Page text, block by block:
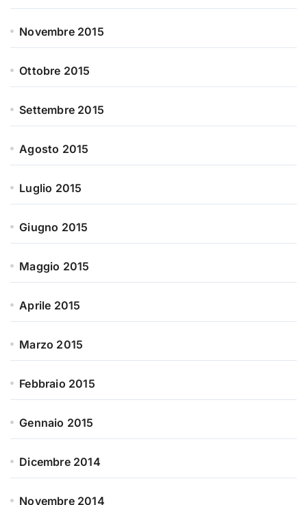
Novembre 2015
Ottobre 2015
Settembre 2015
Agosto 2015
Luglio 2015
Giugno 2015
Maggio 2015
Aprile 2015
Marzo 2015
Febbraio 2015
Gennaio 2015
Dicembre 2014
Novembre 2014